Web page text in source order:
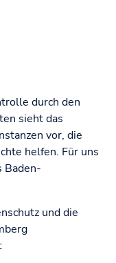
durch den
sieht das
vor, die
helfen. Für uns
Baden-
und die